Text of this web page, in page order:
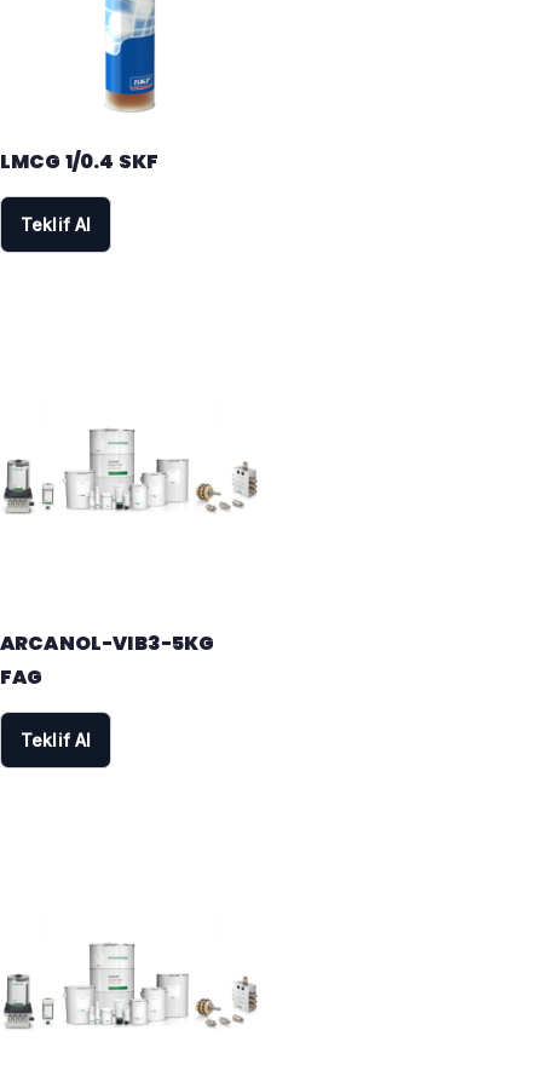
LMCG 1/0.4 SKF
Teklif Al
ARCANOL-VIB3-5KG
FAG
Teklif Al